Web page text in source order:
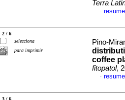
Terra
·
2 / 6
selecciona
para imprimir
Pino-
coffee
fitopatol,
·
3 / 6